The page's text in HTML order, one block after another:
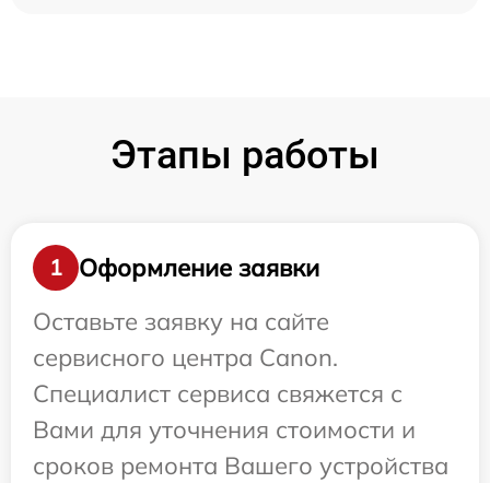
Этапы работы
1
Оформление заявки
Оставьте заявку на сайте
сервисного центра Canon.
Специалист сервиса свяжется с
Вами для уточнения стоимости и
сроков ремонта Вашего устройства